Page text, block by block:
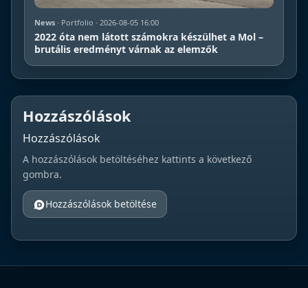
News · Portfolio · 2026-08-05 16:00
2022 óta nem látott számokra készülhet a Mol –
brutális eredményt várnak az elemzők
Hozzászólások
Hozzászólások
A hozzászólások betöltéséhez kattints a következő
gombra.
Hozzászólások betöltése